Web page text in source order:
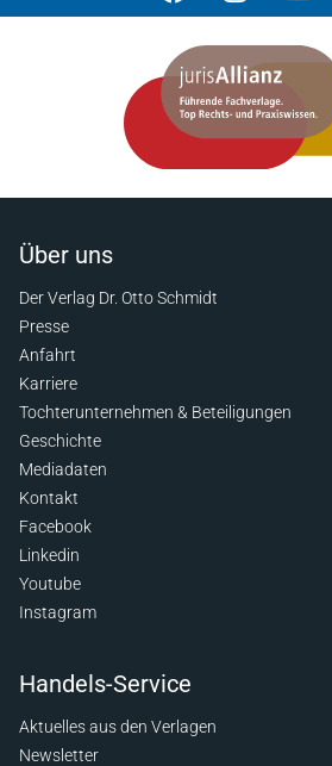
Über uns
Der Verlag Dr. Otto Schmidt
Presse
Anfahrt
Karriere
Tochterunternehmen & Beteiligungen
Geschichte
Mediadaten
Kontakt
Facebook
Linkedin
Youtube
Instagram
Handels-Service
Aktuelles aus den Verlagen
Newsletter